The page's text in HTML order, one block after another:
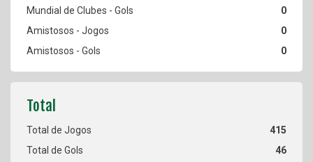
0
0
0
415
46